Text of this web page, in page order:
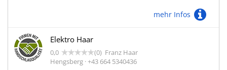
mehr Infos
Elektro Haar
0,0 (0) Franz Haar
Hengsberg · +43 664 5340436